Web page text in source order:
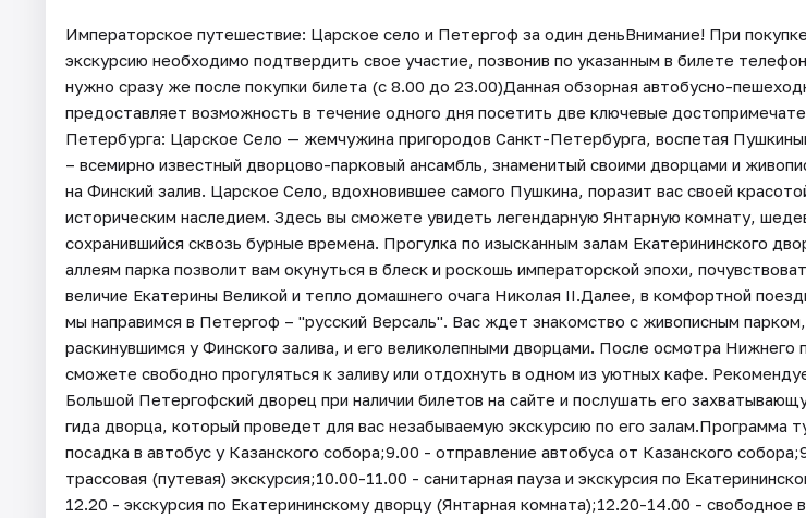
Императорское путешествие: Царское село и Петергоф за один деньВнимание! При
экскурсию необходимо подтвердить свое участие, позвонив по указанным в билете
нужно сразу же после покупки билета (с 8.00 до 23.00)Данная обзорная автобусно-
предоставляет возможность в течение одного дня посетить две ключевые
Петербурга: Царское Село — жемчужина пригородов Санкт-Петербурга, воспетая
– всемирно известный дворцово-парковый ансамбль, знаменитый своими дворцами и
на Финский залив. Царское Село, вдохновившее самого Пушкина, поразит вас своей
историческим наследием. Здесь вы сможете увидеть легендарную Янтарную комнату,
сохранившийся сквозь бурные времена. Прогулка по изысканным залам Екатерининского
аллеям парка позволит вам окунуться в блеск и роскошь императорской эпохи,
величие Екатерины Великой и тепло домашнего очага Николая II.Далее, в комфортной
мы направимся в Петергоф – "русский Версаль". Вас ждет знакомство с живописным парком,
раскинувшимся у Финского залива, и его великолепными дворцами. После осмотра Нижнего
сможете свободно прогуляться к заливу или отдохнуть в одном из уютных кафе.
Большой Петергофский дворец при наличии билетов на сайте и послушать его
гида дворца, который проведет для вас незабываемую экскурсию по его залам.Программа
посадка в автобус у Казанского собора;9.00 - отправление автобуса от Казанского
трассовая (путевая) экскурсия;10.00-11.00 - санитарная пауза и экскурсия по
12.20 - экскурсия по Екатерининскому дворцу (Янтарная комната);12.20-14.00 - свободное